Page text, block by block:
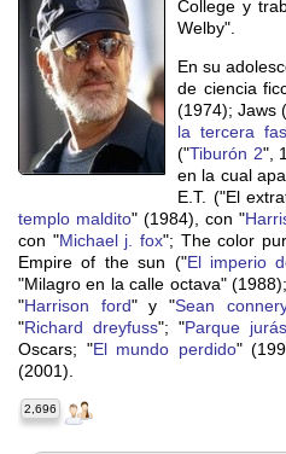
College y
Welby".
En su
de ciencia
(1974); Jaws
la tercera
("Tiburón 2",
en la cual
E.T. ("El
templo maldito" (1984), con "
con "Michael j. fox"; The color
Empire of the sun ("El imperio
"Milagro en la calle octava"
"Harrison ford" y "Sean
"Richard dreyfuss"; "Parque
Oscars; "El mundo perdido"
(2001).
2,696